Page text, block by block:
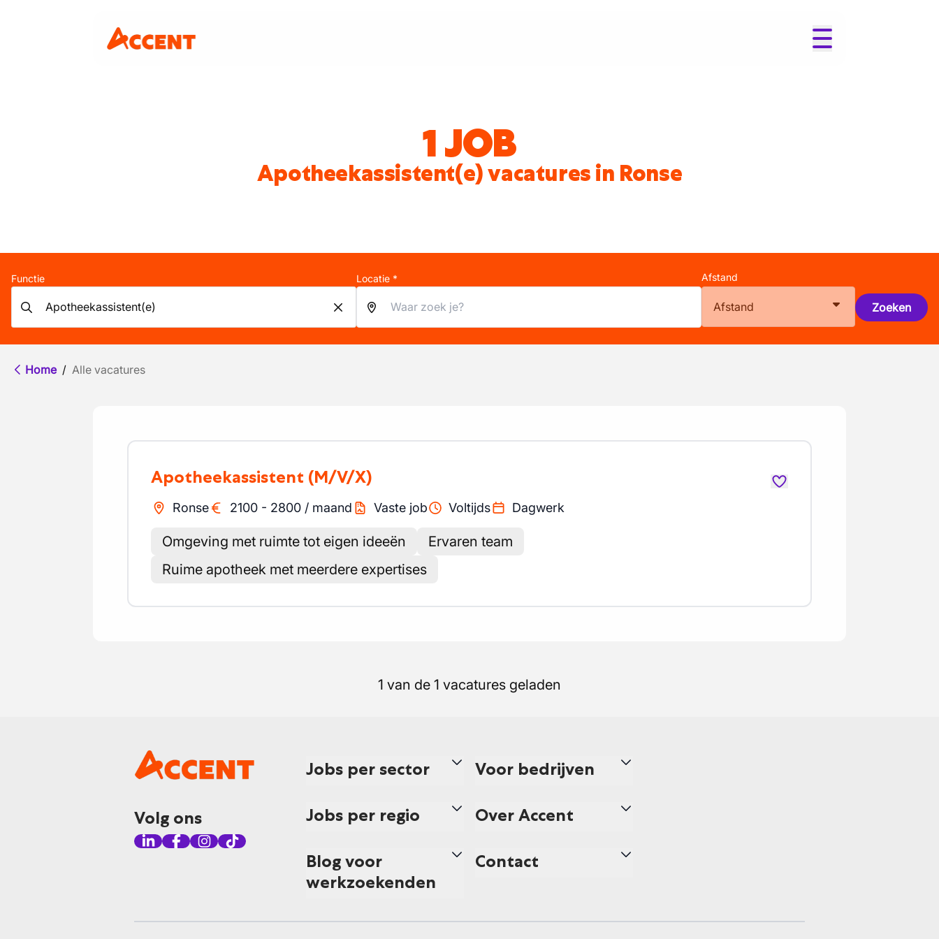
1 JOB
Apotheekassistent(e) vacatures in Ronse
Functie Locatie * Afstand
Afstand Zoeken
Home / Alle vacatures
Apotheekassistent (M/V/X)
Ronse 2100 - 2800 / maand Vaste job Voltijds Dagwerk
Omgeving met ruimte tot eigen ideeën
Ervaren team
Ruime apotheek met meerdere expertises
1 van de 1 vacatures geladen
Volg ons
Jobs per sector
Jobs per regio
Blog voor
werkzoekenden
Voor bedrijven
Over Accent
Contact